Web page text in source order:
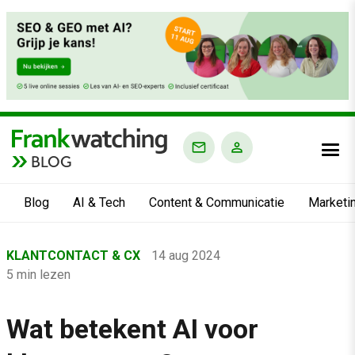
BLOG
Blog AI & Tech Content & Communicatie
›
Klantcontact & CX
KLANTCONTACT & CX
14 aug 2024
5 min lezen
Wat betekent AI voor